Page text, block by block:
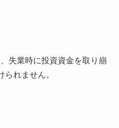
失業時に投資資金を取り崩
れません。